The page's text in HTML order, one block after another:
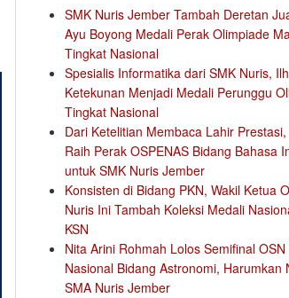
SMK Nuris Jember Tambah Deretan
Ayu Boyong Medali Perak Olimpiade
Tingkat Nasional
Spesialis Informatika dari SMK Nuris,
Ketekunan Menjadi Medali Perunggu
Tingkat Nasional
Dari Ketelitian Membaca Lahir
Raih Perak OSPENAS Bidang Bahasa
untuk SMK Nuris Jember
Konsisten di Bidang PKN, Wakil Ketua
Nuris Ini Tambah Koleksi Medali
KSN
Nita Arini Rohmah Lolos Semifinal
Nasional Bidang Astronomi, Harumkan
SMA Nuris Jember